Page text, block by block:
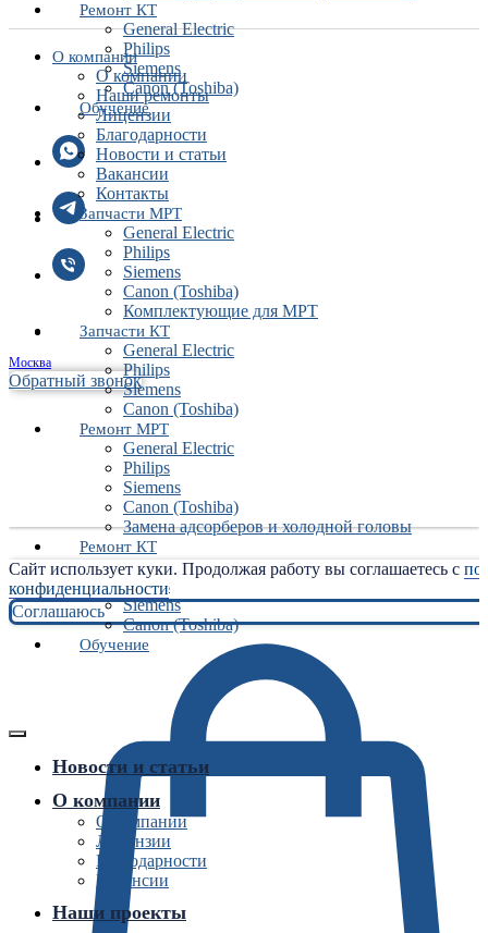
Ремонт КТ
General Electric
Philips
Siemens
Canon (Toshiba)
Обучение
Москва
Обратный звонок
О компании
О компании
Наши ремонты
Лицензии
Благодарности
Новости и статьи
Вакансии
Контакты
Запчасти МРТ
General Electric
Philips
Siemens
Canon (Toshiba)
Комплектующие для МРТ
Запчасти КТ
General Electric
Philips
Siemens
Canon (Toshiba)
Ремонт МРТ
General Electric
Philips
Siemens
Canon (Toshiba)
Замена адсорберов и холодной головы
Ремонт КТ
General Electric
Philips
Siemens
Canon (Toshiba)
Обучение
Сайт использует куки. Продолжая работу вы соглашаетесь с
конфиденциальности
Соглашаюсь
Новости и статьи
О компании
О компании
Лицензии
Благодарности
Вакансии
Наши проекты